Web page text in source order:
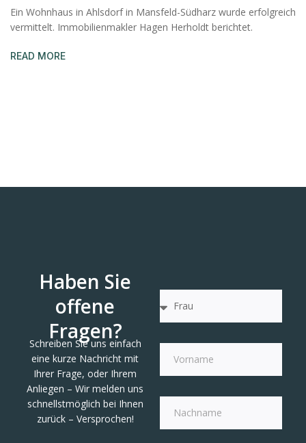
Ein Wohnhaus in Ahlsdorf in Mansfeld-Südharz wurde erfolgreich
vermittelt. Immobilienmakler Hagen Herholdt berichtet.
READ MORE
Haben Sie
offene
Fragen?
Schreiben Sie uns einfach
eine kurze Nachricht mit
Ihrer Frage, oder Ihrem
Anliegen – Wir melden uns
schnellstmöglich bei Ihnen
zurück – Versprochen!